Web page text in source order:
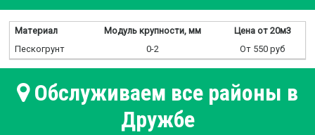
Материал Модуль крупности, мм
Цена от 20м3
Пескогрунт
0-2 От 550 руб
Обслуживаем все районы в
Дружбе